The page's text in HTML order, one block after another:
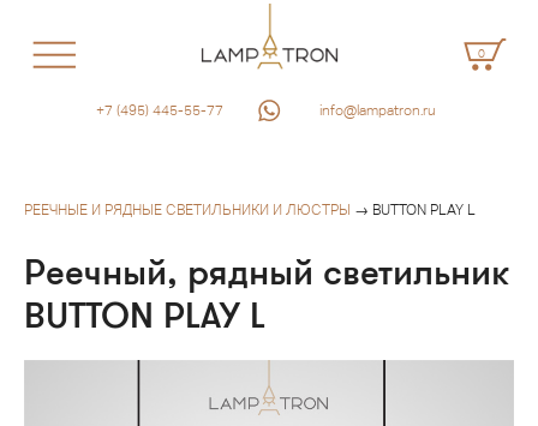
0
+7 (495) 445-55-77 info@lampatron.ru
РЕЕЧНЫЕ И РЯДНЫЕ СВЕТИЛЬНИКИ И ЛЮСТРЫ → BUTTON PLAY L
Реечный, рядный светильник
BUTTON PLAY L